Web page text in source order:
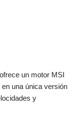
un motor MSI
una única versión
y